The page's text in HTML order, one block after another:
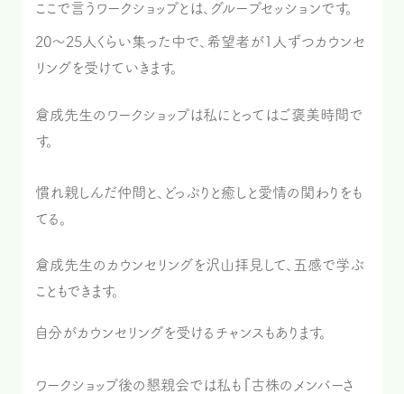
ここで言うワークショップとは、グループセッションです。
20～25人くらい集った中で、希望者が1人ずつカウンセ
リングを受けていきます。
倉成先生のワークショップは私にとってはご褒美時間で
す。
慣れ親しんだ仲間と、どっぷりと癒しと愛情の関わりをも
てる。
倉成先生のカウンセリングを沢山拝見して、五感で学ぶ
こともできます。
自分がカウンセリングを受けるチャンスもあります。
ワークショップ後の懇親会では私も『古株のメンバーさ